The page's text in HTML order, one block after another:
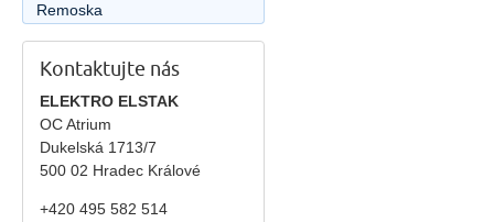
Remoska
Kontaktujte nás
ELEKTRO ELSTAK
OC Atrium
Dukelská 1713/7
500 02 Hradec Králové
+420 495 582 514